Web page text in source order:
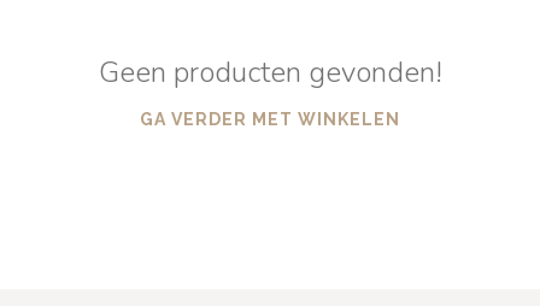
Geen producten gevonden!
GA VERDER MET WINKELEN